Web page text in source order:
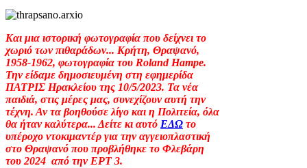
Και μια ιστορική φωτογραφία που δείχνει το
χωριό των πιθαράδων... Κρήτη, Θραψανό,
1958-1962, φωτογραφία του Roland Hampe.
Την είδαμε δημοσιευμένη στη εφημερίδα
ΠΑΤΡΙΣ Ηρακλείου της 10/5/2023. Τα νέα
παιδιά, στις μέρες μας, συνεχίζουν αυτή την
τέχνη. Αν τα βοηθούσε λίγο και η Πολιτεία, όλα
θα ήταν καλύτερα... Δείτε κι αυτό ΕΔΩ το
υπέροχο ντοκιμαντέρ για την αγγειοπλαστική
στο Θραψανό που προβλήθηκε το Φλεβάρη
του 2024 από την ΕΡΤ 3.